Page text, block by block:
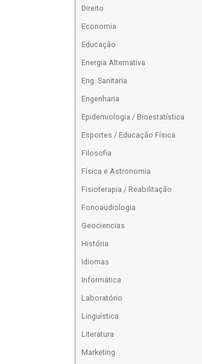
Direito
Economia
Educação
Energia Alternativa
Eng. Sanitaria
Engenharia
Epidemiologia / Bioestatística
Esportes / Educação Física
Filosofia
Física e Astronomia
Fisioterapia / Reabilitação
Fonoaudiologia
Geociencias
História
Idiomas
Informática
Laboratório
Linguística
Literatura
Marketing